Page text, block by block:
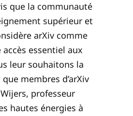
que la communauté
supérieur et
arXiv comme
essentiel aux
leur souhaitons la
membres d’arXiv
professeur
hautes énergies à